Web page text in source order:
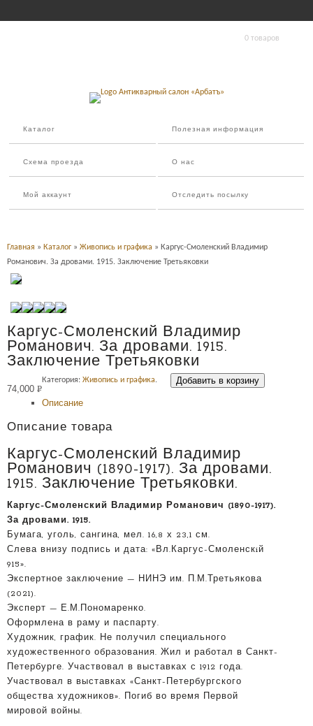
0 товаров
Каталог Полезная информация
Схема проезда О нас
Мой аккаунт Отследить посылку
Главная » Каталог » Живопись и графика » Каргус-Смоленский Владимир
Романович. За дровами. 1915. Заключение Третьяковки
Каргус-Смоленский Владимир
Романович. За дровами. 1915.
Заключение Третьяковки
74,000 Р
УБ.
Добавить в корзину
Категория: Живопись и графика.
Описание
Описание товара
Каргус-Смоленский Владимир
Романович (1890-1917). За дровами.
1915. Заключение Третьяковки.
Каргус-Смоленский Владимир Романович (1890-1917).
За дровами. 1915.
Бумага, уголь, сангина, мел. 16,8 х 23,1 см.
Слева внизу подпись и дата: «Вл.Каргус-Смоленскiй
915».
Экспертное заключение — НИНЭ им. П.М.Третьякова
(2021).
Эксперт — Е.М.Пономаренко.
Оформлена в раму и паспарту.
Художник, график. Не получил специального
художественного образования. Жил и работал в Санкт-
Петербурге. Участвовал в выставках с 1912 года.
Участвовал в выставках «Санкт-Петербургского
общества художников». Погиб во время Первой
мировой войны.